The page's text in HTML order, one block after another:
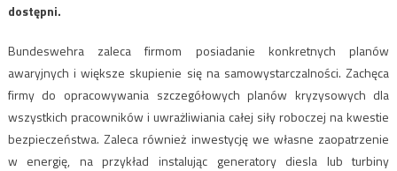
dostępni.
Bundeswehra zaleca firmom posiadanie konkretnych planów
awaryjnych i większe skupienie się na samowystarczalności. Zachęca
firmy do opracowywania szczegółowych planów kryzysowych dla
wszystkich pracowników i uwrażliwiania całej siły roboczej na kwestie
bezpieczeństwa. Zaleca również inwestycję we własne zaopatrzenie
w energię, na przykład instalując generatory diesla lub turbiny